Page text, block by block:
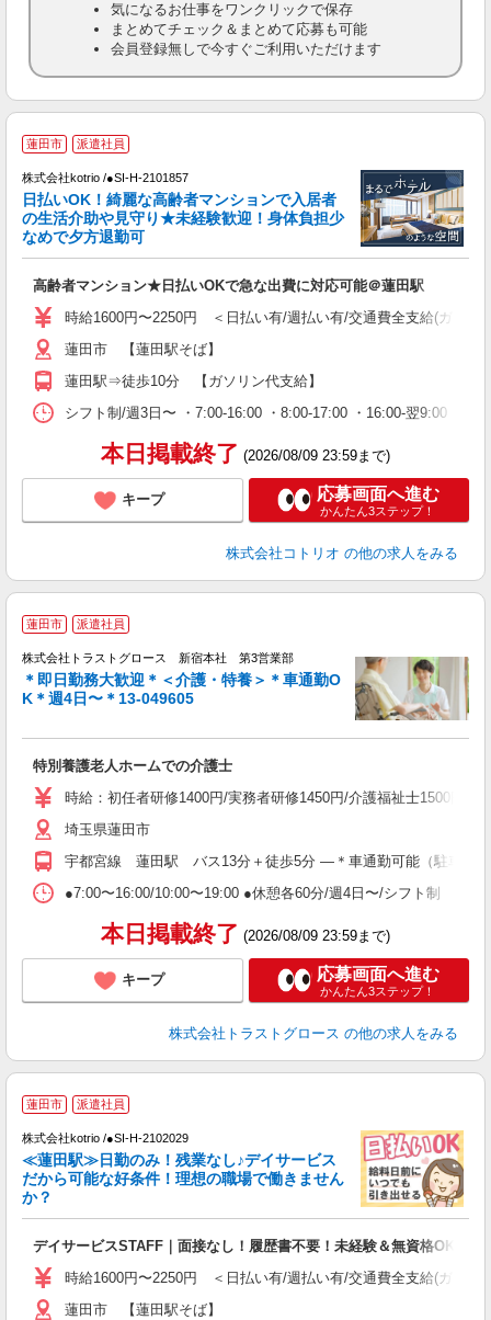
気になるお仕事をワンクリックで保存
まとめてチェック＆まとめて応募も可能
会員登録無しで今すぐご利用いただけます
蓮田市 派遣社員
株式会社kotrio /●SI-H-2101857
日払いOK！綺麗な高齢者マンションで入居者
の生活介助や見守り★未経験歓迎！身体負担少
なめで夕方退勤可
高齢者マンション★日払いOKで急な出費に対応可能＠蓮田駅
時給1600円〜2250円 ＜日払い有/週払い有/交通費全支給(ガソリ
蓮田市 【蓮田駅そば】
蓮田駅⇒徒歩10分 【ガソリン代支給】
シフト制/週3日〜 ・7:00-16:00 ・8:00-17:00 ・16:00-翌9:00（
本日掲載終了 (2026/08/09 23:59まで)
キープ 応募画面へ進む
かんたん3ステップ！
株式会社コトリオ の他の求人をみる
蓮田市 派遣社員
株式会社トラストグロース 新宿本社 第3営業部
＊即日勤務大歓迎＊＜介護・特養＞＊車通勤O
K＊週4日〜＊13-049605
特別養護老人ホームでの介護士
時給：初任者研修1400円/実務者研修1450円/介護福祉士1500円 ※
埼玉県蓮田市
宇都宮線 蓮田駅 バス13分＋徒歩5分 ―＊車通勤可能（駐車場
●7:00〜16:00/10:00〜19:00 ●休憩各60分/週4日〜/シフト制
本日掲載終了 (2026/08/09 23:59まで)
キープ 応募画面へ進む
かんたん3ステップ！
株式会社トラストグロース の他の求人をみる
蓮田市 派遣社員
株式会社kotrio /●SI-H-2102029
≪蓮田駅≫日勤のみ！残業なし♪デイサービス
だから可能な好条件！理想の職場で働きません
か？
デイサービスSTAFF｜面接なし！履歴書不要！未経験＆無資格OK◎
時給1600円〜2250円 ＜日払い有/週払い有/交通費全支給(ガソリ
蓮田市 【蓮田駅そば】